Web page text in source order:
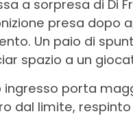
a sorpresa di Di
presa dopo
Un paio di
spazio a un
ingresso porta
dal limite,